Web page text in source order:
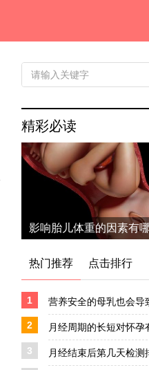
精彩必读
影响胎儿体重的因素有
热门推荐 点击排行
1 营养安全的母乳也会导
2 月经周期的长短对怀孕
3 月经结束后第几天检测